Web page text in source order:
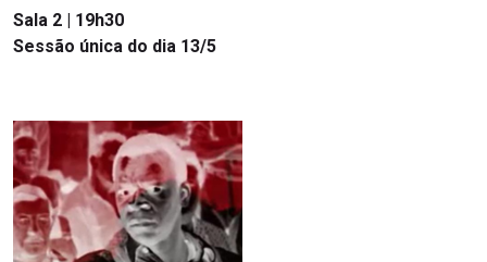
Sala 2 | 19h30
Sessão única do dia 13/5